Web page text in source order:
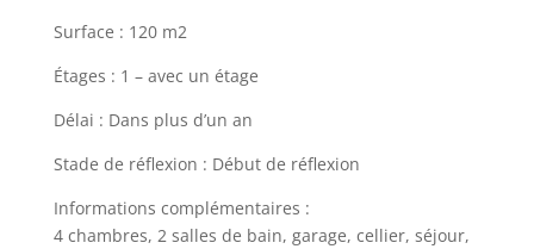
Surface : 120 m2
Étages : 1 – avec un étage
Délai : Dans plus d’un an
Stade de réflexion : Début de réflexion
Informations complémentaires :
4 chambres, 2 salles de bain, garage, cellier, séjour,